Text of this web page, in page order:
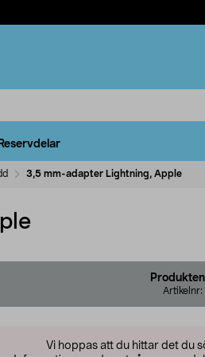
Reservdelar
3,5 mm-adapter Lightning, Apple
Artikelnr:
Vi hoppas att du hittar det du